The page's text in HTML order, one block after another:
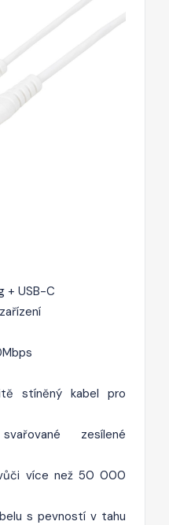
+ USB-C
stíněný kabel pro
zesílené
více než 50 000
s pevností v tahu